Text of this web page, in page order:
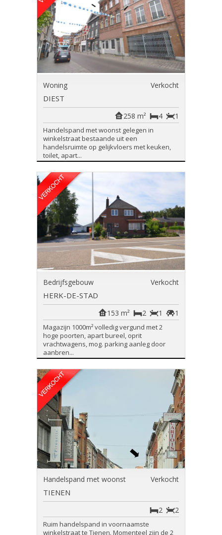
Woning Verkocht
DIEST
1
4
258 m²
Handelspand met woonst gelegen in
winkelstraat bestaande uit een
handelsruimte op gelijkvloers met keuken,
toilet, apart...
Bedrijfsgebouw Verkocht
HERK-DE-STAD
1
1
2
153 m²
Magazijn 1000m² volledig vergund met 2
hoge poorten, apart bureel, oprit
vrachtwagens, mog. parking aanleg door
aanbren...
Handelspand met woonst Verkocht
TIENEN
2
2
Ruim handelspand in voornaamste
winkelstraat te Tienen. Momenteel zijn de 2